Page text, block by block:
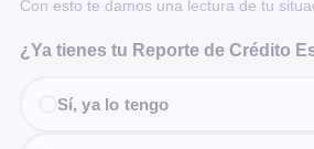
Con esto te damos una lectura de tu
¿Ya tienes tu Reporte de Crédito
Sí, ya lo tengo